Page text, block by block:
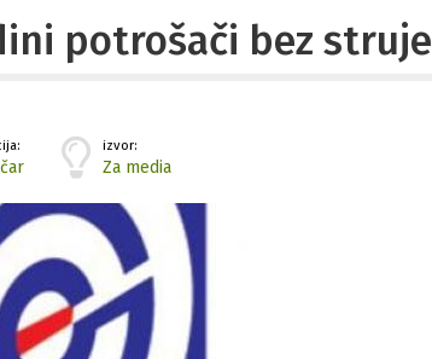
potrošači bez struje
izvor:
Za media